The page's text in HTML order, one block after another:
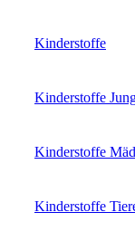
Kinderstoffe
Kinderstoffe
Kinderstoffe
Kinderstoffe